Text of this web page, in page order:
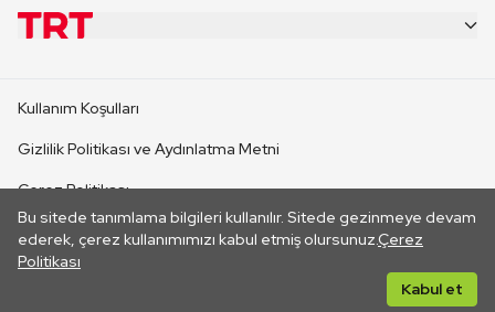
Bu sitede tanımlama bilgileri kullanılır. Sitede gezinmeye devam
ederek, çerez kullanımımızı kabul etmiş olursunuz.Çerez
Politikası
Kabul et
CANLI YAYINLAR
Kullanım Koşulları
Gizlilik Politikası ve Aydınlatma Metni
Çerez Politikası
İletişim
Her hakkı saklıdır. ©2026 TRT. Bağlantı yoluyla gidilen dış